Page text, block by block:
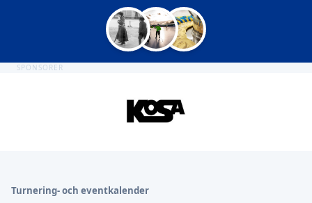
SPONSORER
Turnering- och eventkalender